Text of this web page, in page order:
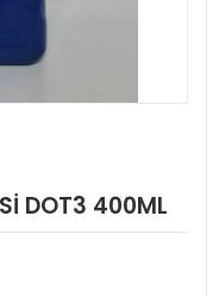
DOT3 400ML